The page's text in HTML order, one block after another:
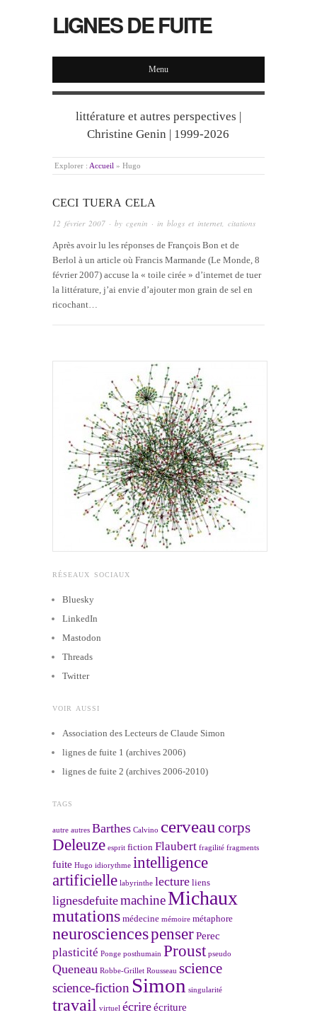
LIGNES DE FUITE
Menu
littérature et autres perspectives |
Christine Genin | 1999-2026
Explorer : Accueil » Hugo
CECI TUERA CELA
12 février 2007 · by cgenin · in blogs et internet citations
Après avoir lu les réponses de François Bon et de
Berlol à un article où Francis Marmande (Le Monde, 8
février 2007) accuse la « toile cirée » d’internet de tuer
la littérature, j’ai envie d’ajouter mon grain de sel en
ricochant…
RÉSEAUX SOCIAUX
Bluesky
LinkedIn
Mastodon
Threads
Twitter
VOIR AUSSI
Association des Lecteurs de Claude Simon
lignes de fuite 1 (archives 2006)
lignes de fuite 2 (archives 2006-2010)
TAGS
autre autres Barthes Calvino cerveau corps
Deleuze esprit fiction Flaubert fragilité fragments
fuite Hugo idiorythme intelligence
artificielle labyrinthe lecture liens
lignesdefuitemachineMichaux
mutations médecine mémoire métaphore
neurosciencespenserPerec
plasticité Ponge posthumain Proust pseudo
Queneau Robbe-Grillet Rousseau science
science-fiction Simon singularité
travail virtuel écrireécriture